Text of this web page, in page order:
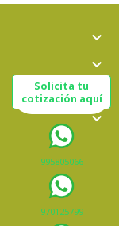
keyboard_arrow_down
keyboard_arrow_down
keyboard_arrow_down
keyboard_arrow_down
Solicita tu
cotización aquí
995805066
970125799